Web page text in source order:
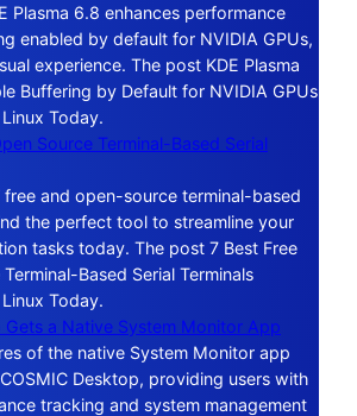
Plasma 6.8 enhances performance
enabled by default for NVIDIA GPUs,
experience. The post KDE Plasma
Buffering by Default for NVIDIA GPUs
Today.
Source Terminal-Based Serial
and open-source terminal-based
the perfect tool to streamline your
tasks today. The post 7 Best Free
Based Serial Terminals
Today.
Gets a Native System Monitor App
of the native System Monitor app
Desktop, providing users with
tracking and system management